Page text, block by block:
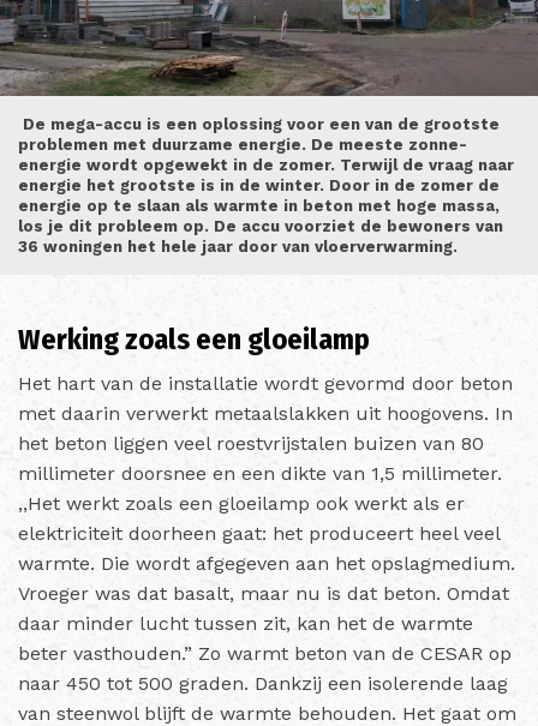
De mega-accu is een oplossing voor een van de grootste
problemen met duurzame energie. De meeste zonne-
energie wordt opgewekt in de zomer. Terwijl de vraag naar
energie het grootste is in de winter. Door in de zomer de
energie op te slaan als warmte in beton met hoge massa,
los je dit probleem op. De accu voorziet de bewoners van
36 woningen het hele jaar door van vloerverwarming.
Werking zoals een gloeilamp
Het hart van de installatie wordt gevormd door beton
met daarin verwerkt metaalslakken uit hoogovens. In
het beton liggen veel roestvrijstalen buizen van 80
millimeter doorsnee en een dikte van 1,5 millimeter.
,,Het werkt zoals een gloeilamp ook werkt als er
elektriciteit doorheen gaat: het produceert heel veel
warmte. Die wordt afgegeven aan het opslagmedium.
Vroeger was dat basalt, maar nu is dat beton. Omdat
daar minder lucht tussen zit, kan het de warmte
beter vasthouden.” Zo warmt beton van de CESAR op
naar 450 tot 500 graden. Dankzij een isolerende laag
van steenwol blijft de warmte behouden. Het gaat om